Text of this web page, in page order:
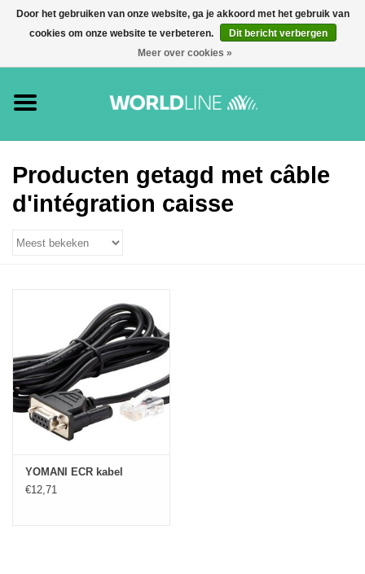
0 Artikel(en) - €0,00
Betaalterminals
E-commerce
Producten getagd met câble
d'intégration caisse
YOMANI ECR kabel
€12,71
Door het gebruiken van onze website, ga je akkoord met het gebruik van
cookies om onze website te verbeteren.
Dit bericht verbergen
Meer over cookies »